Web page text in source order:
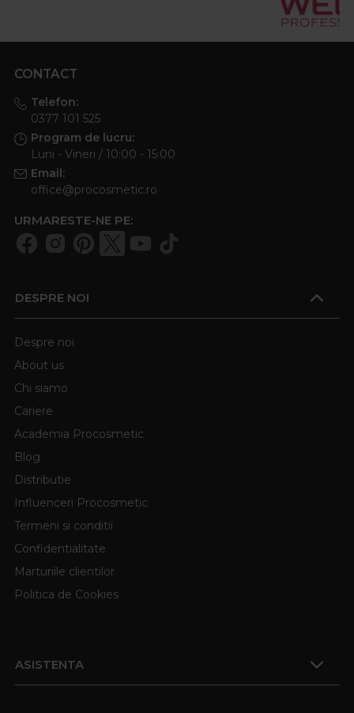
CONTACT
Telefon:
0377 101 525
Program de lucru:
Luni - Vineri / 10:00 - 15:00
Email:
office@procosmetic.ro
URMARESTE-NE PE:
DESPRE NOI
Despre noi
About us
Chi siamo
Cariere
Academia Procosmetic
Blog
Distributie
Influenceri Procosmetic
Termeni si conditii
Confidentialitate
Marturiile clientilor
Politica de Cookies
ASISTENTA